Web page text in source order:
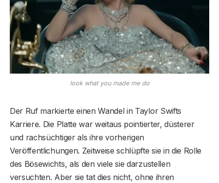
look what you made me do
Der Ruf markierte einen Wandel in Taylor Swifts
Karriere. Die Platte war weitaus pointierter, düsterer
und rachsüchtiger als ihre vorherigen
Veröffentlichungen. Zeitweise schlüpfte sie in die Rolle
des Bösewichts, als den viele sie darzustellen
versuchten. Aber sie tat dies nicht, ohne ihren